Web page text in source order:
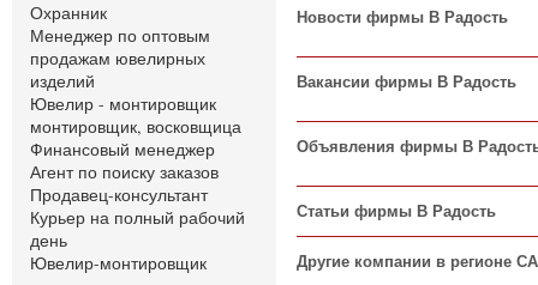
Охранник
Менеджер по оптовым
продажам ювелирных
изделий
Ювелир - монтировщик
монтировщик, восковщица
Финансовый менеджер
Агент по поиску заказов
Продавец-консультант
Курьер на полный рабочий
день
Ювелир-монтировщик
Новости фирмы В Радость
Вакансии фирмы В Радость
Объявления фирмы В
Статьи фирмы В Радость
Другие компании в регионе